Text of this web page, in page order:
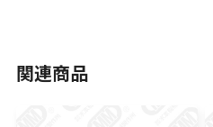
関連商品